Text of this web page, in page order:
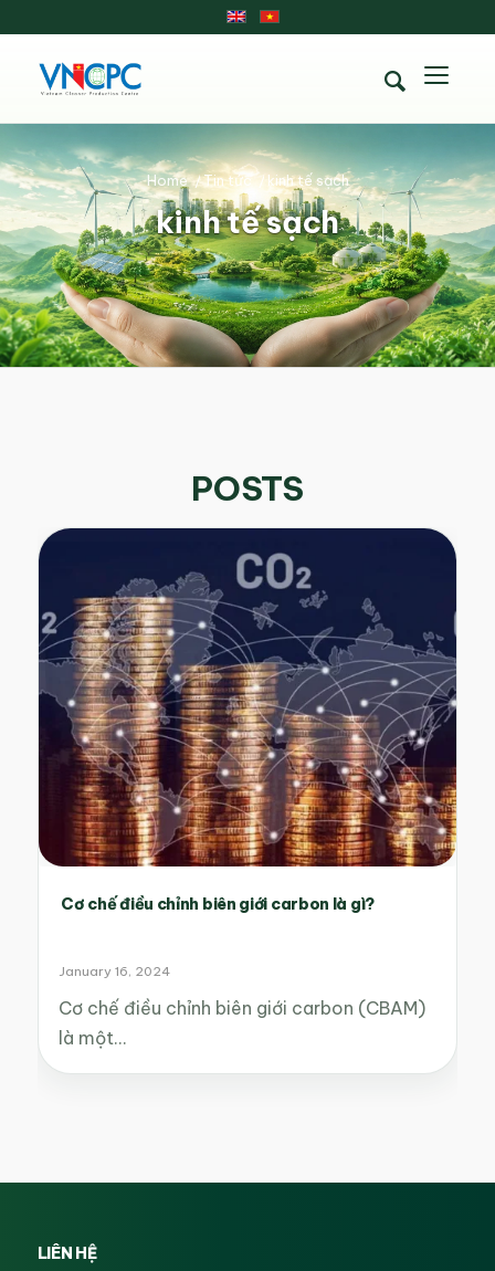
kinh tế sạch
Home /Tin tức / kinh tế sạch
POSTS
Cơ chế điều chỉnh biên giới carbon là gì?
January 16, 2024
Cơ chế điều chỉnh biên giới carbon (CBAM)
là một…
LIÊN HỆ